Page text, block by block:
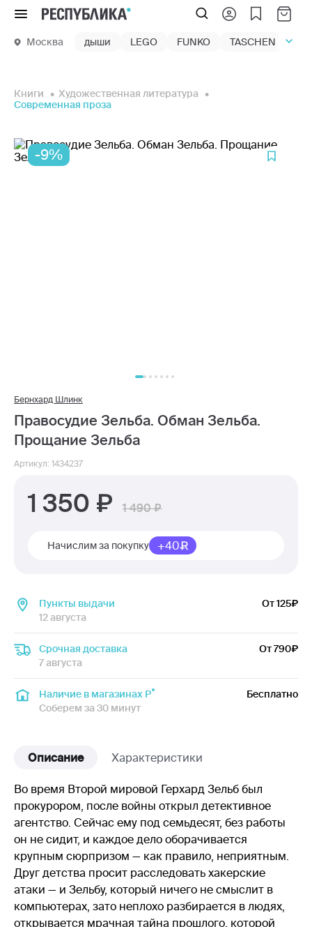
Меню
Москва дыши LEGO FUNKO TASCHEN
Книги
Художественная литература
Современная проза
-9%
Бернхард Шлинк
Правосудие Зельба. Обман Зельба.
Прощание Зельба
Артикул: 1434237
1 350 1 490
Начислим за покупку +40
Пункты выдачи
12 августа
От 125
Срочная доставка
7 августа
От 790
Наличие в магазинах Р
Соберем за 30 минут
Бесплатно
Описание Характеристики
Во время Второй мировой Герхард Зельб был
прокурором, после войны открыл детективное
агентство. Сейчас ему под семьдесят, без работы
он не сидит, и каждое дело оборачивается
крупным сюрпризом — как правило, неприятным.
Друг детства просит расследовать хакерские
атаки — и Зельбу, который ничего не смыслит в
компьютерах, зато неплохо разбирается в людях,
открывается мрачная тайна прошлого, которой